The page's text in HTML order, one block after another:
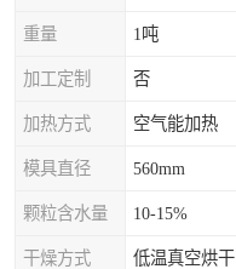
重量 1吨
加工定制 否
加热方式 空气能加热
模具直径 560mm
颗粒含水量 10-15%
干燥方式 低温真空烘干